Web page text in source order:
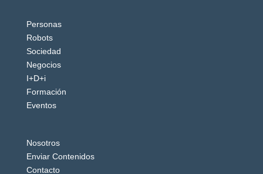
Personas
Robots
Sociedad
Negocios
I+D+i
Formación
Eventos
Nosotros
Enviar Contenidos
Contacto